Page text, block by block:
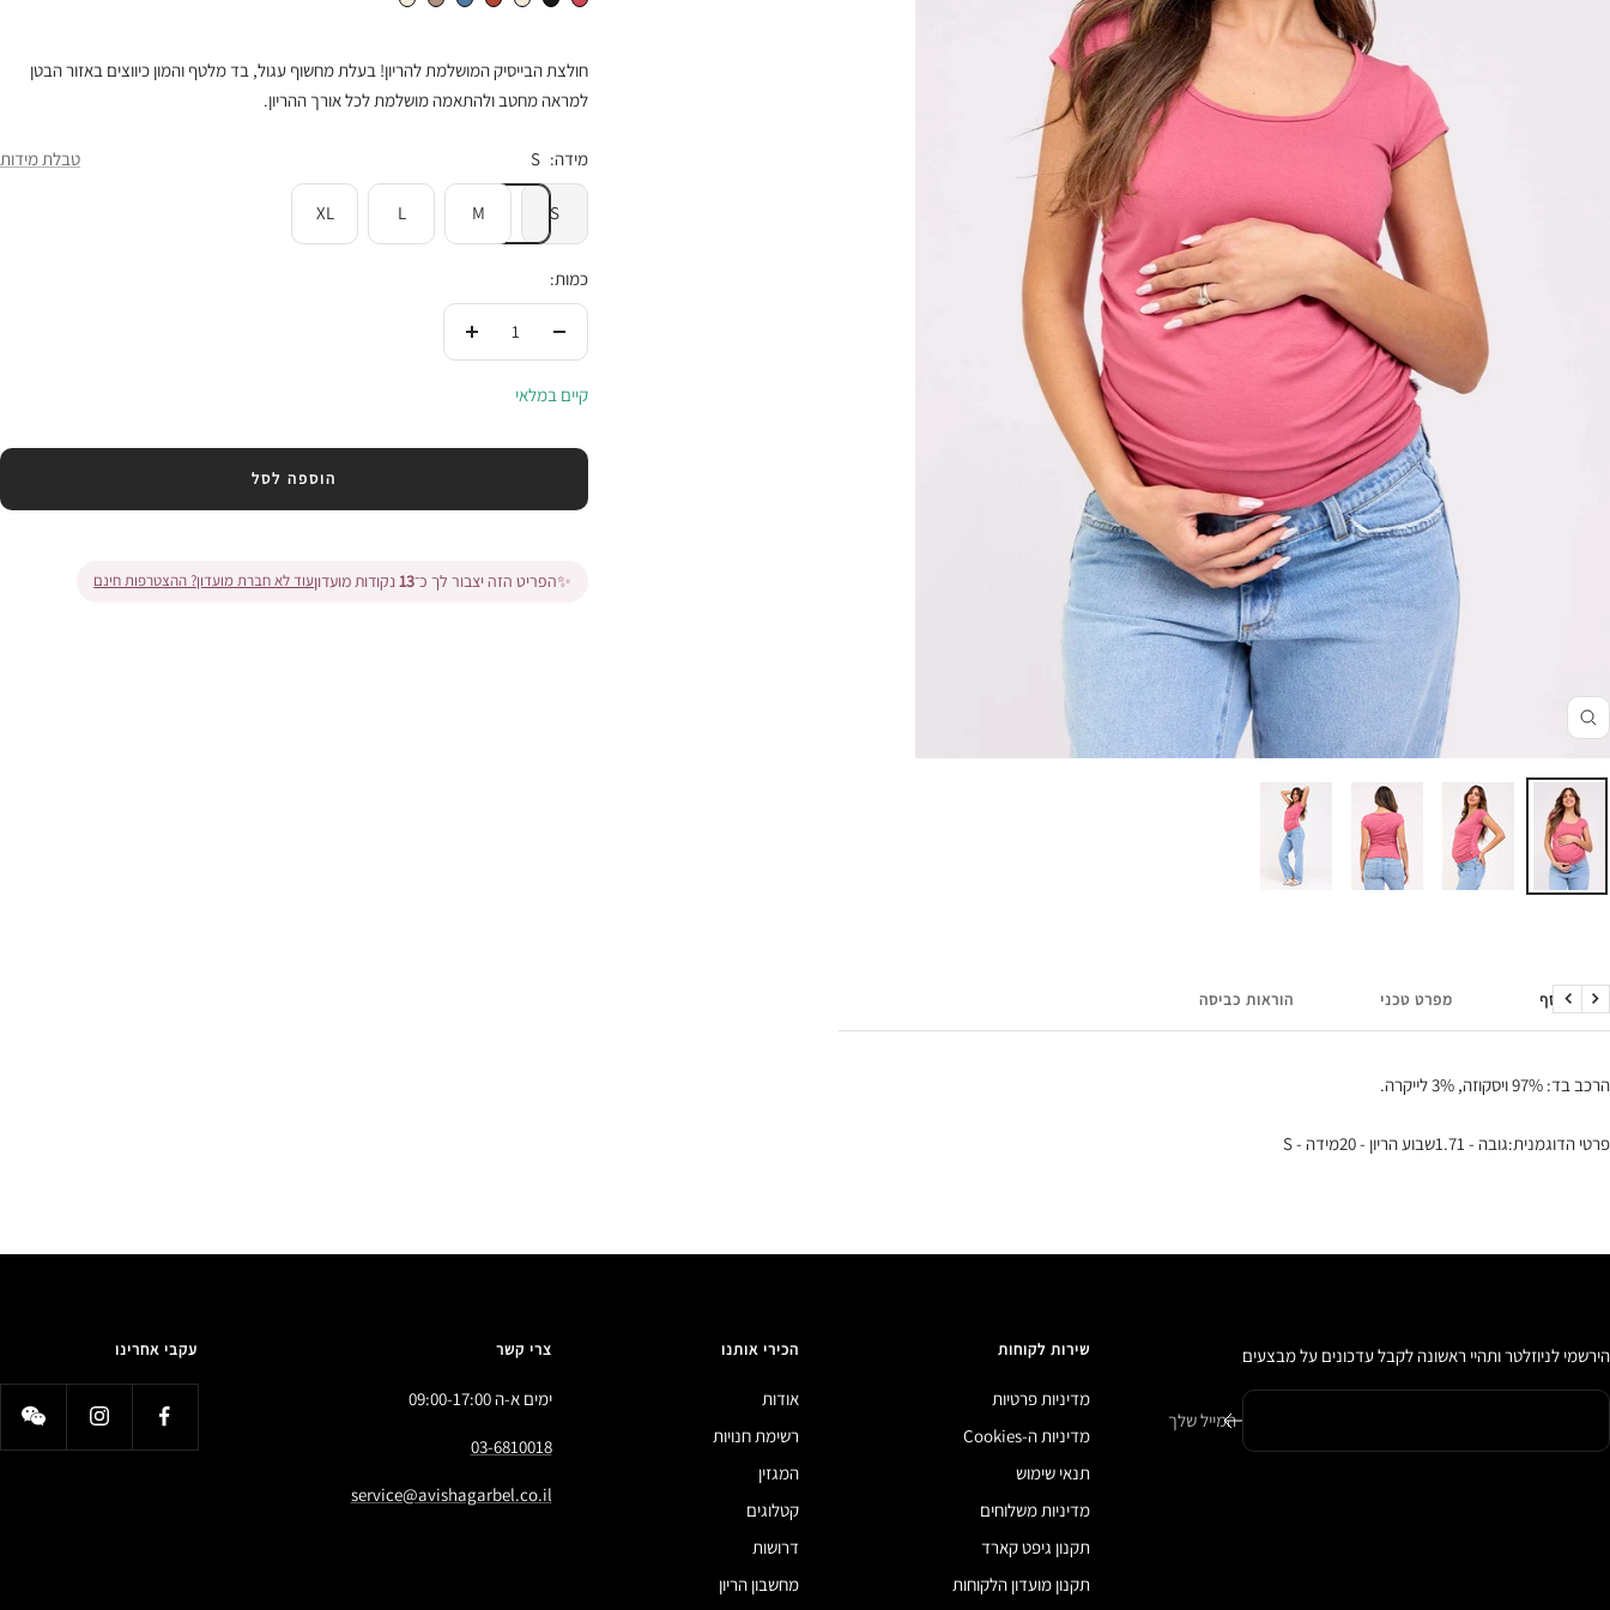
זום
חולצת הבייסיק המושלמת להריון! בעלת מחשוף עגול, בד מלטף והמון כיווצים באזור הבטן
למראה מחטב ולהתאמה מושלמת לכל אורך ההריון.
מידה: S טבלת מידות
S
M
L
XL
כמות:
העלי
קיים במלאי
הוספה לסל
✨הפריט הזה יצבור לך כ־13 נקודות מועדוןעוד לא חברת מועדון? ההצטרפות חינם
מידע נוסף מפרט טכני הוראות כביסה
הקודם
הבא
הרכב בד: 97% ויסקוזה, 3% לייקרה.
פרטי הדוגמנית:גובה - 1.71שבוע הריון - 20מידה - S
הירשמי לניוזלטר ותהיי ראשונה לקבל עדכונים על מבצעים
המייל שלך
שירות לקוחות
מדיניות פרטיות
מדיניות ה-Cookies
תנאי שימוש
מדיניות משלוחים
תקנון גיפט קארד
תקנון מועדון הלקוחות
הכירי אותנו
אודות
רשימת חנויות
המגזין
קטלוגים
דרושות
מחשבון הריון
צרי קשר
ימים א-ה 09:00-17:00
03-6810018
service@avishagarbel.co.il
עקבי אחרינו